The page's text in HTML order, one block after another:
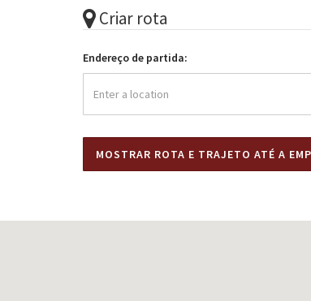
Criar rota
Endereço de partida: